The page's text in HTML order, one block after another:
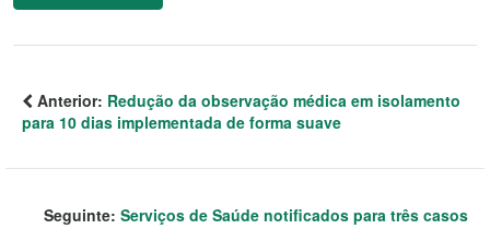
Anterior: Redução da observação médica em isolamento
para 10 dias implementada de forma suave
Seguinte: Serviços de Saúde notificados para três casos